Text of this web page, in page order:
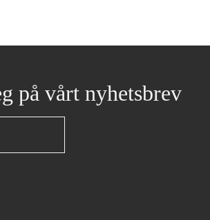
på vårt nyhetsbrev